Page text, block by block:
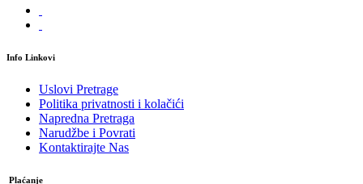
Info Linkovi
Uslovi Pretrage
Politika privatnosti i kolačići
Napredna Pretraga
Narudžbe i Povrati
Kontaktirajte Nas
Plaćanje